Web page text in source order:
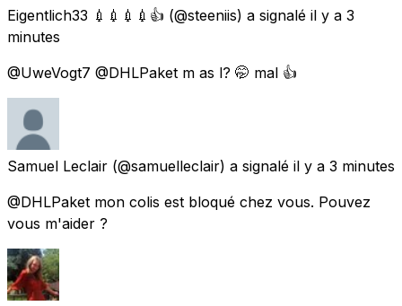
Eigentlich33 💉💉💉💉👍 (@steeniis) a signalé il y a 3
minutes
@UweVogt7 @DHLPaket m as l? 🤭 mal 👍
Samuel Leclair (@samuelleclair) a signalé il y a 3 minutes
@DHLPaket mon colis est bloqué chez vous. Pouvez
vous m'aider ?